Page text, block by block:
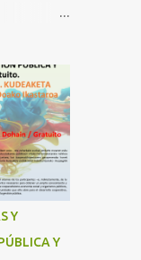
Cuarta
dGKjgqEv
de
o
y
Y
Y